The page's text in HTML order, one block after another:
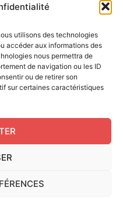
utilisons des technologies
accéder aux informations des
nous permettra de
de navigation ou les ID
ou de retirer son
sur certaines caractéristiques
ferret.fr
Cap-Ferret © 2024